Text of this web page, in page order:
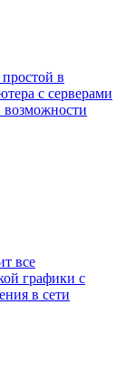
в
с серверами
все
графики с
в сети